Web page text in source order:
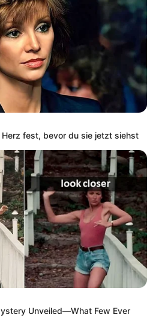
zu Bootstouren und zu Fahrten mit
den Ufern des naturbelassenen
einige Ausflugsziele, die zu Fuß
sind.
Ueckermünde
mit seinen Freizeitangeboten,
Sand und dem flachen
auch besonders für gut
See
nur wenig berührte Natur hat der
Seen in Mecklenburg-
gehörende Kummerower See
Aussehen. Es gibt mehrere
wird hier die Badestelle in
Useriner Mühle
fest, bevor du sie jetzt siehst
Unveiled—What Few Ever